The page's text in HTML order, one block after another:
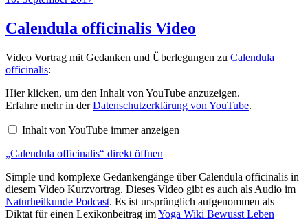
Calendula officinalis Video
Video Vortrag mit Gedanken und Überlegungen zu Calendula
officinalis:
„Calendula
officinalis“
von
YouTube
anzeigen
Hier klicken, um den Inhalt von YouTube anzuzeigen.
Erfahre mehr in derDatenschutzerklärung von YouTube.
Inhalt von YouTube immer anzeigen
„Calendula officinalis“ direkt öffnen
Simple und komplexe Gedankengänge über Calendula officinalis in
diesem Video Kurzvortrag. Dieses Video gibt es auch als Audio im
Naturheilkunde Podcast. Es ist ursprünglich aufgenommen als
Diktat für einen Lexikonbeitrag imYoga Wiki Bewusst Leben